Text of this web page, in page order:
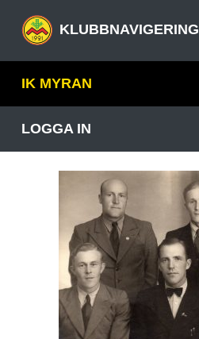
KLUBBNAVIGERING
IK MYRAN
LOGGA IN